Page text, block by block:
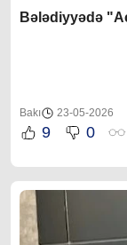
Bələdiyyədə
Bakı 23-05-2026
9 0